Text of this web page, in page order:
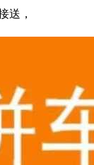
送，